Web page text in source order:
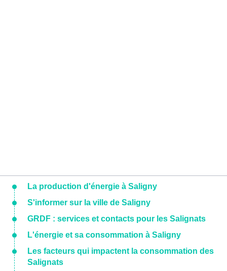
La production d'énergie à Saligny
S'informer sur la ville de Saligny
GRDF : services et contacts pour les Salignats
L'énergie et sa consommation à Saligny
Les facteurs qui impactent la consommation des
Salignats